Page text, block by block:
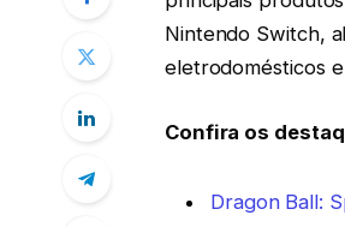
Nintendo Switch,
eletrodomésticos
Confira os
Dragon Ball: